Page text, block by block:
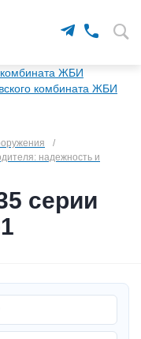
/
надежность и
серии